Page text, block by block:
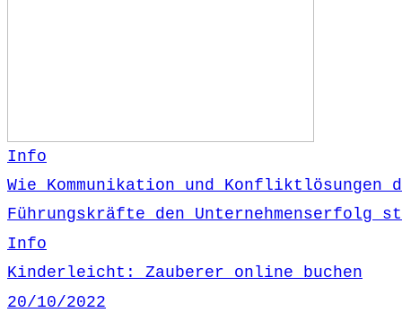
Info
Wie Kommunikation und Konfliktlösungen
Führungskräfte den Unternehmenserfolg
Info
Kinderleicht: Zauberer online buchen
20/10/2022